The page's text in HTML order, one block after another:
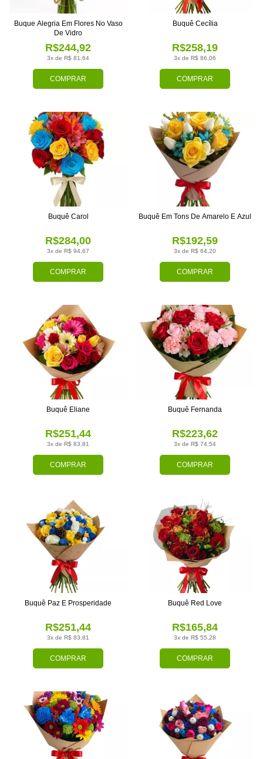
COMPRAR
3x de R$ 81,64
R$244,92
Buque Alegria Em Flores No Vaso
De Vidro
COMPRAR
3x de R$ 86,06
R$258,19
Buquê Cecília
COMPRAR
3x de R$ 94,67
R$284,00
Buquê Carol
COMPRAR
3x de R$ 64,20
R$192,59
Buquê Em Tons De Amarelo E Azul
COMPRAR
3x de R$ 83,81
R$251,44
Buquê Eliane
COMPRAR
3x de R$ 74,54
R$223,62
Buquê Fernanda
COMPRAR
3x de R$ 83,81
R$251,44
Buquê Paz E Prosperidade
COMPRAR
3x de R$ 55,28
R$165,84
Buquê Red Love